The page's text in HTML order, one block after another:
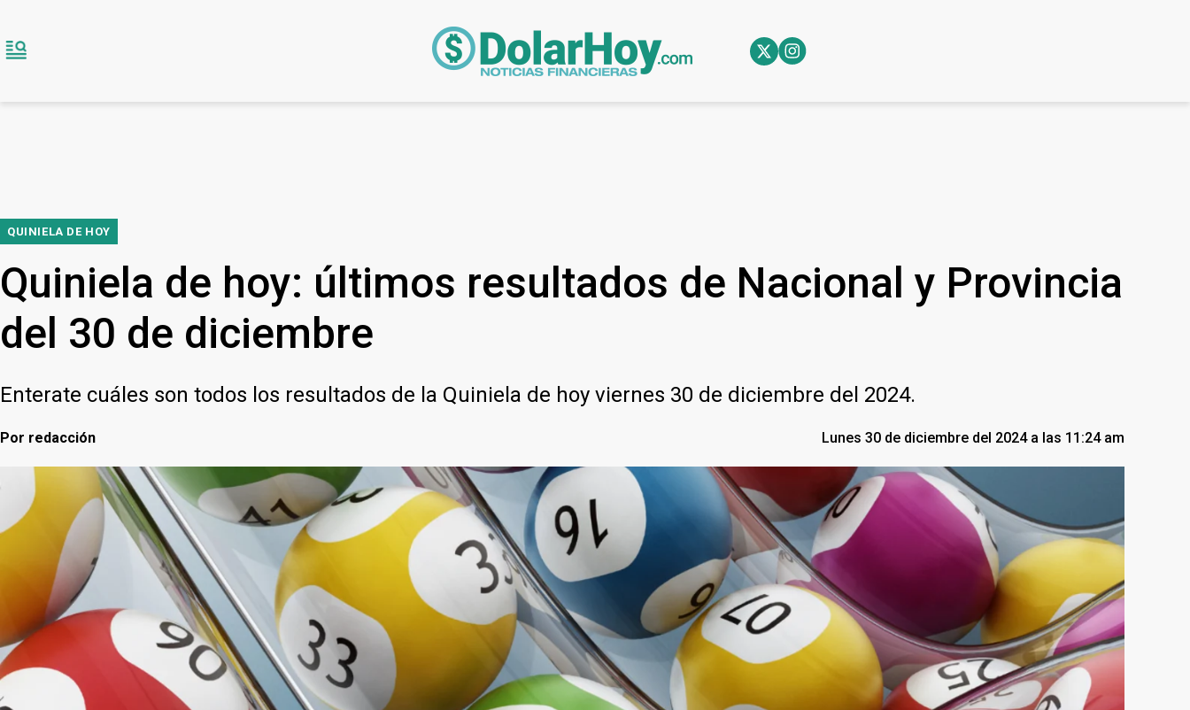
QUINIELA DE HOY
Quiniela de hoy: últimos resultados de Nacional y Provincia
del 30 de diciembre
Enterate cuáles son todos los resultados de la Quiniela de hoy viernes 30 de diciembre del 2024.
Por redacción Lunes 30 de diciembre del 2024 a las 11:24 am